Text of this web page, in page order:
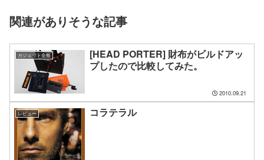
関連がありそうな記事
ガジェット全般
[HEAD PORTER] 財布がビルドアッ
プしたので比較してみた。
2010.09.21
レビュー コラテラル